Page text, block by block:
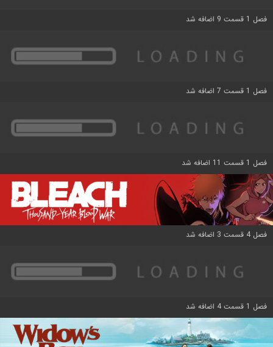
فصل 1 قسمت 9 اضافه شد
فصل 1 قسمت 7 اضافه شد
فصل 1 قسمت 11 اضافه شد
فصل 4 قسمت 3 اضافه شد
فصل 1 قسمت 4 اضافه شد